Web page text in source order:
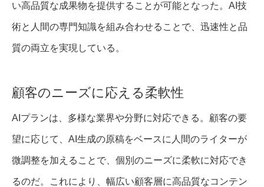
い高品質な成果物を提供することが可能となった。AI技
術と人間の専門知識を組み合わせることで、迅速性と品
質の両立を実現している。
顧客のニーズに応える柔軟性
AIプランは、多様な業界や分野に対応できる。顧客の要
望に応じて、AI生成の原稿をベースに人間のライターが
微調整を加えることで、個別のニーズに柔軟に対応でき
るのだ。これにより、幅広い顧客層に高品質なコンテン